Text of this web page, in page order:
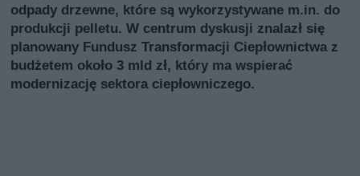
odpady drzewne, które są wykorzystywane m.in. do
produkcji pelletu. W centrum dyskusji znalazł się
planowany Fundusz Transformacji Ciepłownictwa z
budżetem około 3 mld zł, który ma wspierać
modernizację sektora ciepłowniczego.